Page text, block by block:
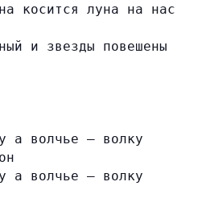
косится луна на нас
и звезды повешены
а волчье — волку
а волчье — волку